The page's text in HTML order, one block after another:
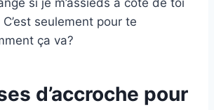
seulement pour te
ça va?
d’accroche pour